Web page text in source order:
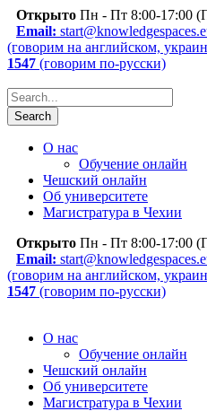
Открыто Пн - Пт 8:00-17:00
Email:
(говорим на английском,
1547 (говорим по-русски)
О нас
Обучение онлайн
Чешский онлайн
Об университете
Магистратура в Чехии
Открыто Пн - Пт 8:00-17:00
Email:
(говорим на английском,
1547 (говорим по-русски)
О нас
Обучение онлайн
Чешский онлайн
Об университете
Магистратура в Чехии